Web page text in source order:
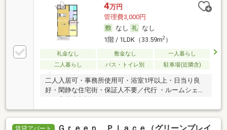
4万円
管理費3,000円
なし
なし
1階 / 1LDK（33.59m2）
礼金なし 敷金なし
一人暮らし
二人暮らし
バス・トイレ別 駐車場(近隣含)
二人入居可・事務所使用可・浴室1坪以上・日当り良
好・閑静な住宅街・保証人不要／代行 ・ルームシェア
賃貸アパート